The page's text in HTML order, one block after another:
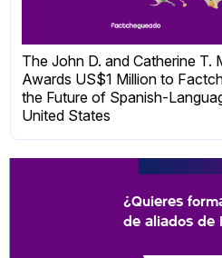
The John D. and Catherine T.
Awards US$1 Million to
the Future of Spanish-
United States
¿Quieres
de aliados de